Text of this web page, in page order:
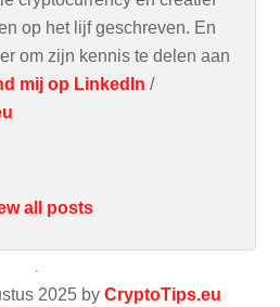
2025 byCryptoTips.eu
op het lijf geschreven. En
om zijn kennis te delen aan
mij op LinkedIn /
all posts